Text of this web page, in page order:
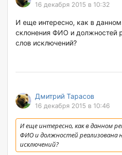
16 декабря 2015 в 10:32
И еще интересно, как в
склонения ФИО и должностей
слов исключений?
Дмитрий Тарасов
16 декабря 2015 в 10:46
И еще интересно, как в данном
ФИО и должностей реализована
исключений?